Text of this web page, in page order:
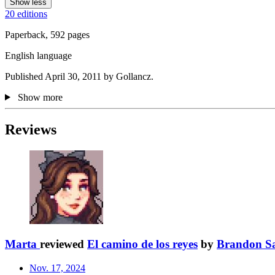
Show less
20 editions
Paperback, 592 pages
English language
Published April 30, 2011 by Gollancz.
Show more
Reviews
Marta reviewed El camino de los reyes by Brandon
Nov. 17, 2024